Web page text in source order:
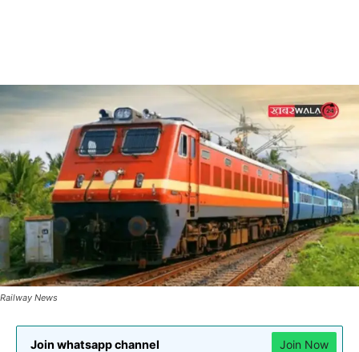
Railway News
Join whatsapp channel Join Now